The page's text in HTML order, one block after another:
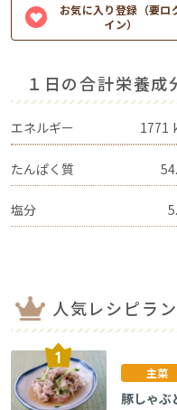
お気に入り登録（要ロ
イン）
１日の合計栄養成
エネルギー 1771
たんぱく質
塩分
人気レシピラ
主菜
豚しゃぶ